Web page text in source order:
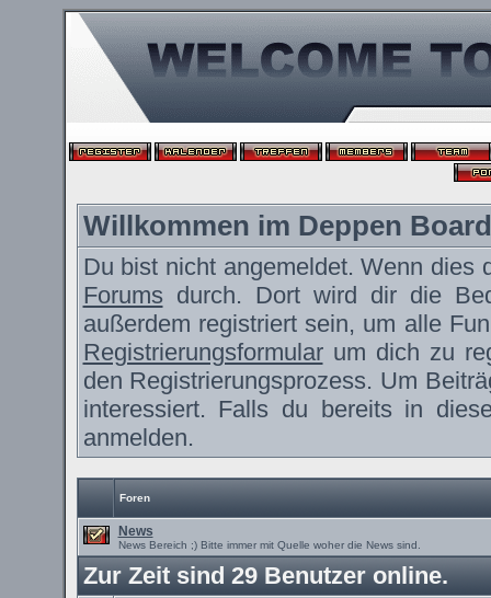
Willkommen im Deppen Board
Du bist nicht angemeldet. Wenn
Forums durch. Dort wird dir die
außerdem registriert sein, um alle
Registrierungsformularum dich zu
den Registrierungsprozess. Um
interessiert. Falls du bereits in
anmelden.
Foren
News
News Bereich ;) Bitte immer mit Quelle woher die News sind.
Zur Zeit sind 29 Benutzer online.